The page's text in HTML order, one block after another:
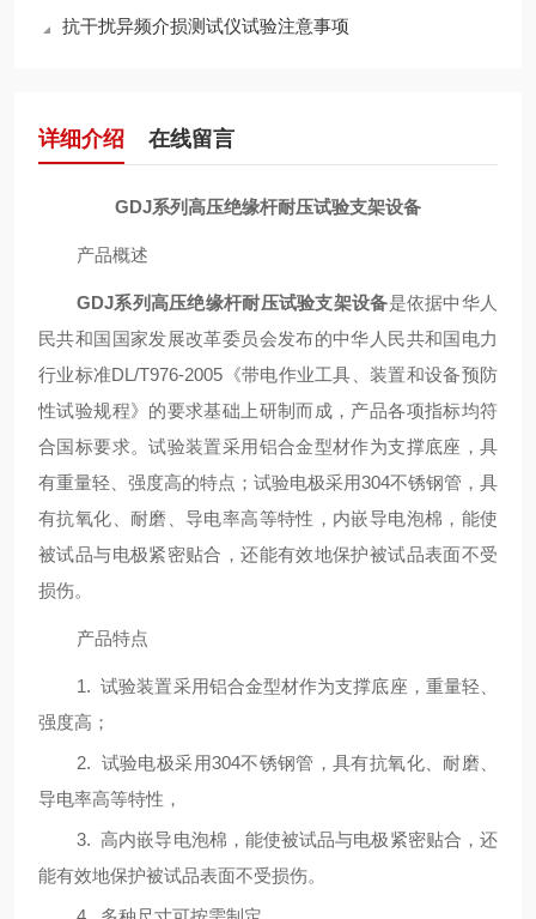
抗干扰异频介损测试仪试验注意事项
详细介绍 在线留言
GDJ系列高压绝缘杆耐压试验支架设备
产品概述
GDJ系列高压绝缘杆耐压试验支架设备是依据中华人
民共和国国家发展改革委员会发布的中华人民共和国电力
行业标准DL/T976-2005 《带电作业工具、装置和设备预防
性试验规程》的要求基础上研制而成，产品各项指标均符
合国标要求。试验装置采用铝合金型材作为支撑底座，具
有重量轻、强度高的特点；试验电极采用304不锈钢管，具
有抗氧化、耐磨、导电率高等特性，内嵌导电泡棉，能使
被试品与电极紧密贴合，还能有效地保护被试品表面不受
损伤。
产品特点
1. 试验装置采用铝合金型材作为支撑底座，重量轻、
强度高；
2. 试验电极采用304不锈钢管，具有抗氧化、耐磨、
导电率高等特性，
3. 高内嵌导电泡棉，能使被试品与电极紧密贴合，还
能有效地保护被试品表面不受损伤。